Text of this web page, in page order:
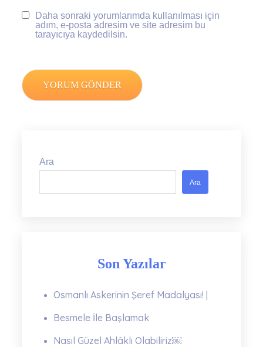
Daha sonraki yorumlarımda kullanılması için
adım, e-posta adresim ve site adresim bu
tarayıcıya kaydedilsin.
Ara
Ara
Son Yazılar
Osmanlı Askerinin Şeref Madalyası! |
Besmele İle Başlamak
Nasıl Güzel Ahlâklı Olabiliriz￼